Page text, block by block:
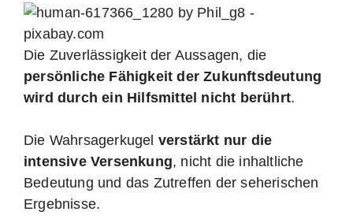
Die Zuverlässigkeit der Aussagen, die
persönliche Fähigkeit der Zukunftsdeutung
wird durch ein Hilfsmittel nicht berührt.
Die Wahrsagerkugel verstärkt nur die
intensive Versenkung, nicht die inhaltliche
Bedeutung und das Zutreffen der seherischen
Ergebnisse.